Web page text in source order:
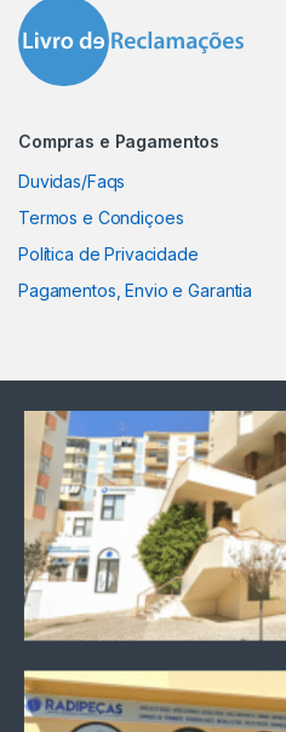
Compras e Pagamentos
Duvidas/Faqs
Termos e Condiçoes
Política de Privacidade
Pagamentos, Envio e Garantia